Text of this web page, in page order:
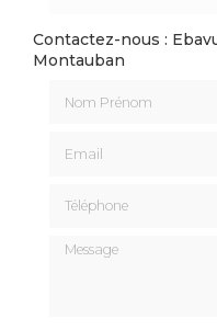
Contactez-nous :
Montauban
Message